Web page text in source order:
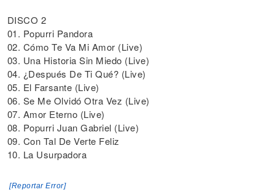
DISCO 2
01. Popurri Pandora
02. Cómo Te Va Mi Amor (Live)
03. Una Historia Sin Miedo (Live)
04. ¿Después De Ti Qué? (Live)
05. El Farsante (Live)
06. Se Me Olvidó Otra Vez (Live)
07. Amor Eterno (Live)
08. Popurri Juan Gabriel (Live)
09. Con Tal De Verte Feliz
10. La Usurpadora
[Reportar Error]